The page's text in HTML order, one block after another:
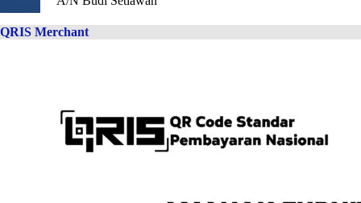
QRIS Merchant